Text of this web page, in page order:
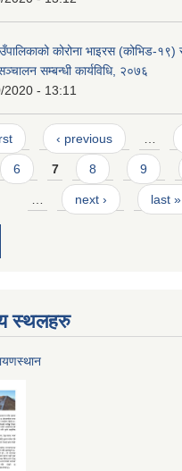
कोरोना भाइरस (कोभिड-
सम्बन्धी कार्यविधि, २०७६
2020 - 13:11
‹ previous …
6 7 8 9
… next › last »
स्थलहरु